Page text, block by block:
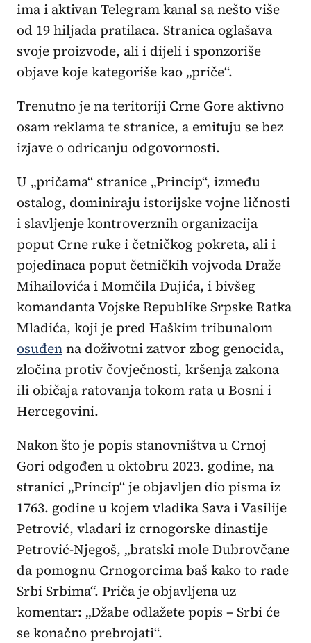
ima i aktivan Telegram kanal sa nešto više
od 19 hiljada pratilaca. Stranica oglašava
svoje proizvode, ali i dijeli i sponzoriše
objave koje kategoriše kao „priče“.
Trenutno je na teritoriji Crne Gore aktivno
osam reklama te stranice, a emituju se bez
izjave o odricanju odgovornosti.
U „pričama“ stranice „Princip“, između
ostalog, dominiraju istorijske vojne ličnosti
i slavljenje kontroverznih organizacija
poput Crne ruke i četničkog pokreta, ali i
pojedinaca poput četničkih vojvoda Draže
Mihailovića i Momčila Đujića, i bivšeg
komandanta Vojske Republike Srpske Ratka
Mladića, koji je pred Haškim tribunalom
osuđenna doživotni zatvor zbog genocida,
zločina protiv čovječnosti, kršenja zakona
ili običaja ratovanja tokom rata u Bosni i
Hercegovini.
Nakon što je popis stanovništva u Crnoj
Gori odgođen u oktobru 2023. godine, na
stranici „Princip“ je objavljen dio pisma iz
1763. godine u kojem vladika Sava i Vasilije
Petrović, vladari iz crnogorske dinastije
Petrović-Njegoš, „bratski mole Dubrovčane
da pomognu Crnogorcima baš kako to rade
Srbi Srbima“. Priča je objavljena uz
komentar: „Džabe odlažete popis – Srbi će
se konačno prebrojati“.